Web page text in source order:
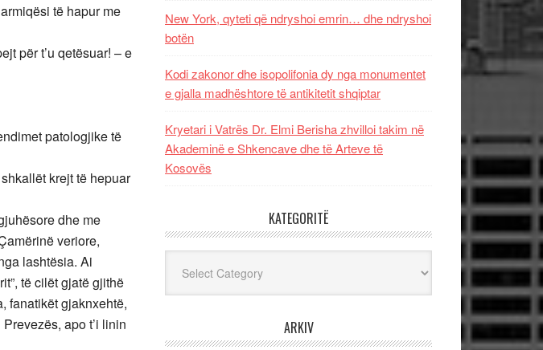
të hapur me
për t’u qetësuar! – e
patologjike të
krejt të hepuar
dhe me
veriore,
lashtësia. Ai
të cilët gjatë gjithë
fanatikët gjaknxehtë,
apo t’i linin
New York, qyteti që ndryshoi emrin… dhe ndryshoi
botën
Kodi zakonor dhe isopolifonia dy nga monumentet
e gjalla madhështore të antikitetit shqiptar
Kryetari i Vatrës Dr. Elmi Berisha zhvilloi takim në
Akademinë e Shkencave dhe të Arteve të
Kosovës
KATEGORITË
ARKIV